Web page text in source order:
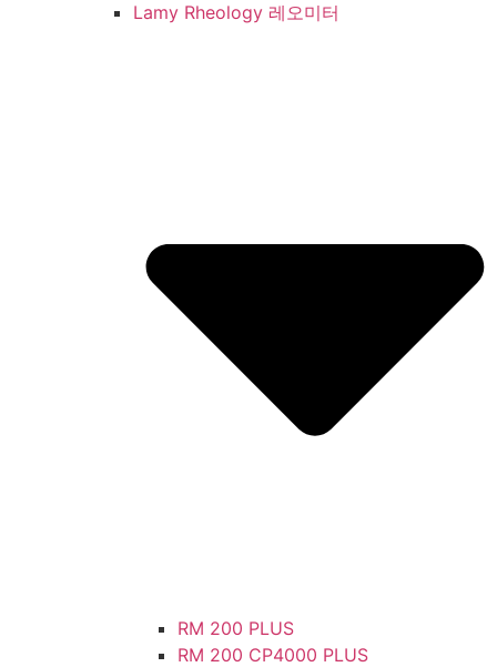
Lamy Rheology 레오미터
RM 200 PLUS
RM 200 CP4000 PLUS